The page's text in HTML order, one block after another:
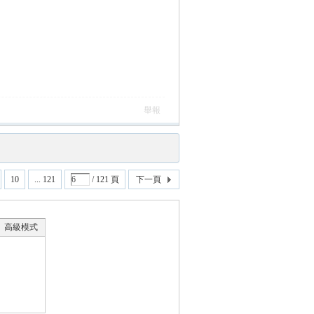
舉報
10 ... 121 / 121 頁 下一頁
高級模式